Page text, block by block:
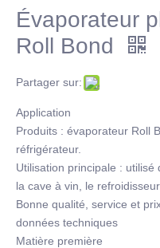
Évaporateur
Roll Bond
Partager sur:
Application
Produits : évaporateur Roll
réfrigérateur.
Utilisation principale : utilisé
la cave à vin, le
Bonne qualité, service et
données techniques
Matière première